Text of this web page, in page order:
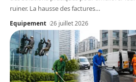
ruiner. La hausse des factures…
Equipement 26 juillet 2026